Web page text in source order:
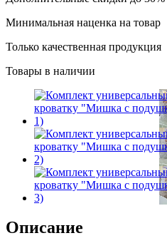
Минимальная наценка на товар
Только качественная продукция
Товары в наличии
Описание